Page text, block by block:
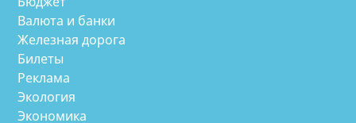
Валюта и банки
Железная дорога
Билеты
Реклама
Экология
Экономика